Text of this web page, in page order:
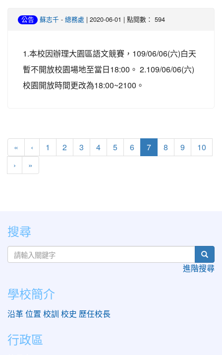
公告 蘇志千 - 總務處 | 2020-06-01 | 點閱數： 594
1.本校因辦理大園區語文競賽，109/06/06(六)白天
暫不開放校園場地至當日18:00。 2.109/06/06(六)
校園開放時間更改為18:00~2100。
« ‹ 1 2 3 4 5 6 7(current)
8 9 10
› »
:::
搜尋
進階搜尋
學校簡介
沿革 位置 校訓 校史 歷任校長
行政區